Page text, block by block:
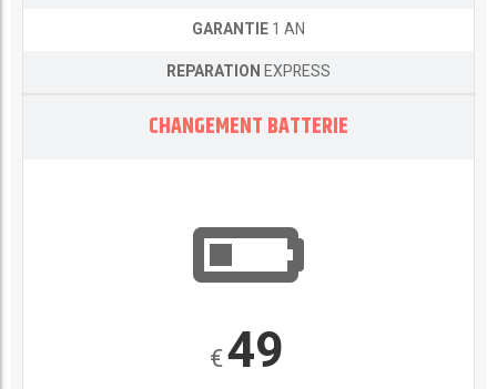
GARANTIE1 AN
REPARATIONEXPRESS
CHANGEMENT BATTERIE
€49